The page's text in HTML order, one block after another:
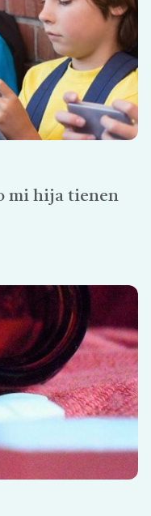
mi hija tienen